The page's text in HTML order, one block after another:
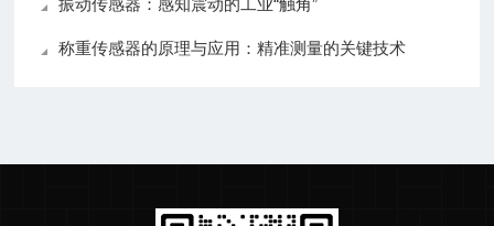
振动传感器：感知震动的工业“触角”
称重传感器的原理与应用：精准测量的关键技术